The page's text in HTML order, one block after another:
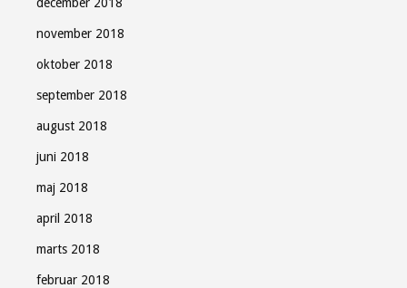
november 2018
oktober 2018
september 2018
august 2018
juni 2018
maj 2018
april 2018
marts 2018
februar 2018